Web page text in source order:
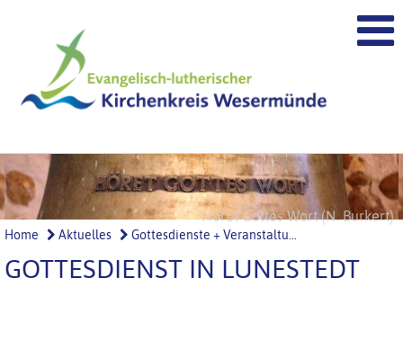
Höret Gottes Wort (N. Burkert)
Ehre Gottes (N. Burkert)
Home Aktuelles Gottesdienste + Veranstaltu...
GOTTESDIENST IN LUNESTEDT